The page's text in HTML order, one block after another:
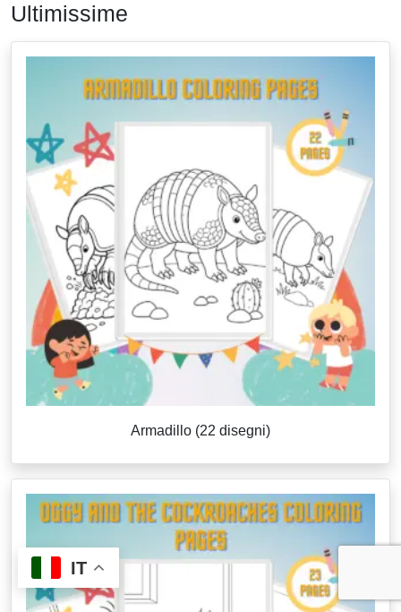
Ultimissime
Armadillo (22 disegni)
IT